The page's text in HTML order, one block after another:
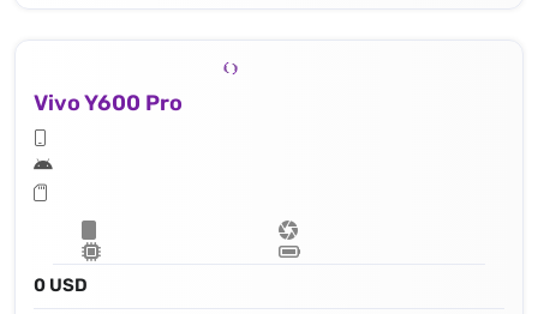
Vivo Y600 Pro
0 USD